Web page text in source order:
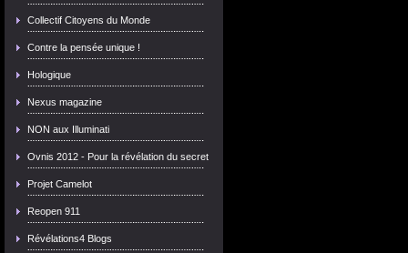
Collectif Citoyens du Monde
Contre la pensée unique !
Hologique
Nexus magazine
NON aux Illuminati
Ovnis 2012 - Pour la révélation du secret
Projet Camelot
Reopen 911
Révélations4 Blogs